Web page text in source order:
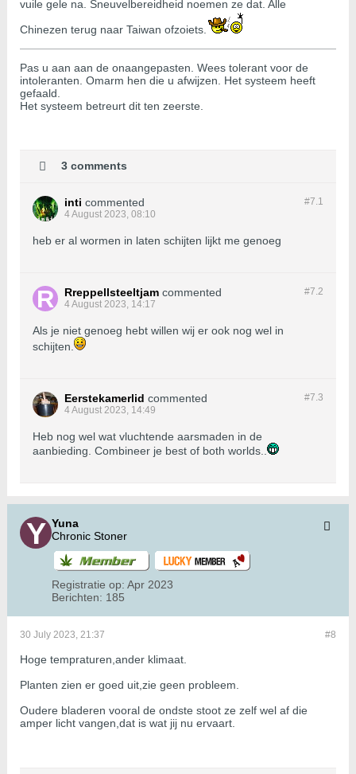
vuile gele na. Sneuvelbereidheid noemen ze dat. Alle
Chinezen terug naar Taiwan ofzoiets.
Pas u aan aan de onaangepasten. Wees tolerant voor de
intoleranten. Omarm hen die u afwijzen. Het systeem heeft
gefaald.
Het systeem betreurt dit ten zeerste.
3 comments
#7.1
inti commented
4 August 2023, 08:10
heb er al wormen in laten schijten lijkt me genoeg
#7.2
Rreppellsteeltjam commented
4 August 2023, 14:17
Als je niet genoeg hebt willen wij er ook nog wel in
schijten.
#7.3
Eerstekamerlid commented
4 August 2023, 14:49
Heb nog wel wat vluchtende aarsmaden in de
aanbieding. Combineer je best of both worlds..
Yuna
Chronic Stoner
Registratie op: Apr 2023
Berichten: 185
#8
30 July 2023, 21:37
Hoge tempraturen,ander klimaat.
Planten zien er goed uit,zie geen probleem.
Oudere bladeren vooral de ondste stoot ze zelf wel af die
amper licht vangen,dat is wat jij nu ervaart.